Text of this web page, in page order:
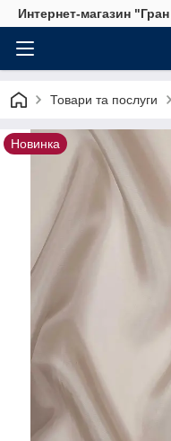
Интернет-магазин
Товари та послуги
Новинка